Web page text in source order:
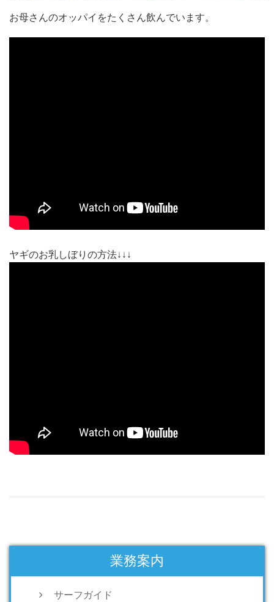
お母さんのオッパイをたくさん飲んでいます。
ヤギのお乳しぼりの方法↓↓↓
業務案内
サーフガイド